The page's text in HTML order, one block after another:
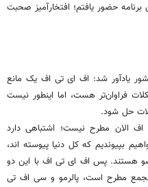
حضور یافتم؛ افتخارآمیز صحبت
یادآور شد: اف ای تی اف یک مانع
فراوان‌تر هست، اما اینطور نیست
حل شود.
الان مطرح نیست؛ اشتباهی دارد
بپیوندیم که کل دنیا پیوسته اند،
ای تی اف ۴۹ کشور عضو هستند. پس اف ای تی اف با این دو
مطرح است، پالرمو و سی اف تی